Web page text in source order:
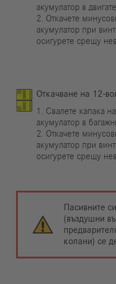
акумулатор в
2. Откачете
акумулатор при
осигурете срещу
Откачване на 12-
1. Свалете капака
акумулатор в
2. Откачете
акумулатор при
осигурете срещу
Пасивните
(въздушни
колани) се